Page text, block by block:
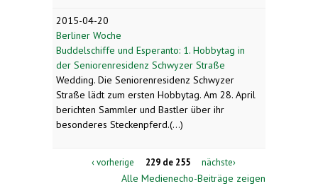
2015-04-20
Berliner Woche
Buddelschiffe und Esperanto: 1. Hobbytag in
der Seniorenresidenz Schwyzer Straße
Wedding. Die Seniorenresidenz Schwyzer
Straße lädt zum ersten Hobbytag. Am 28. April
berichten Sammler und Bastler über ihr
besonderes Steckenpferd.(...)
‹ vorherige 229 de 255 nächste›
Alle Medienecho-Beiträge zeigen